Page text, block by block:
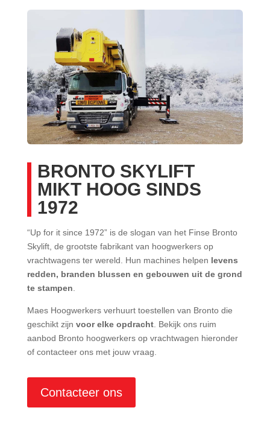
BRONTO SKYLIFT
MIKT HOOG SINDS
1972
“Up for it since 1972” is de slogan van het Finse Bronto
Skylift, de grootste fabrikant van hoogwerkers op
vrachtwagens ter wereld. Hun machines helpen levens
redden, branden blussen en gebouwen uit de grond
te stampen
Maes Hoogwerkers verhuurt toestellen van Bronto die
geschikt zijn voor elke opdracht. Bekijk ons ruim
aanbod Bronto hoogwerkers op vrachtwagen hieronder
of contacteer ons met jouw vraag.
Contacteer ons